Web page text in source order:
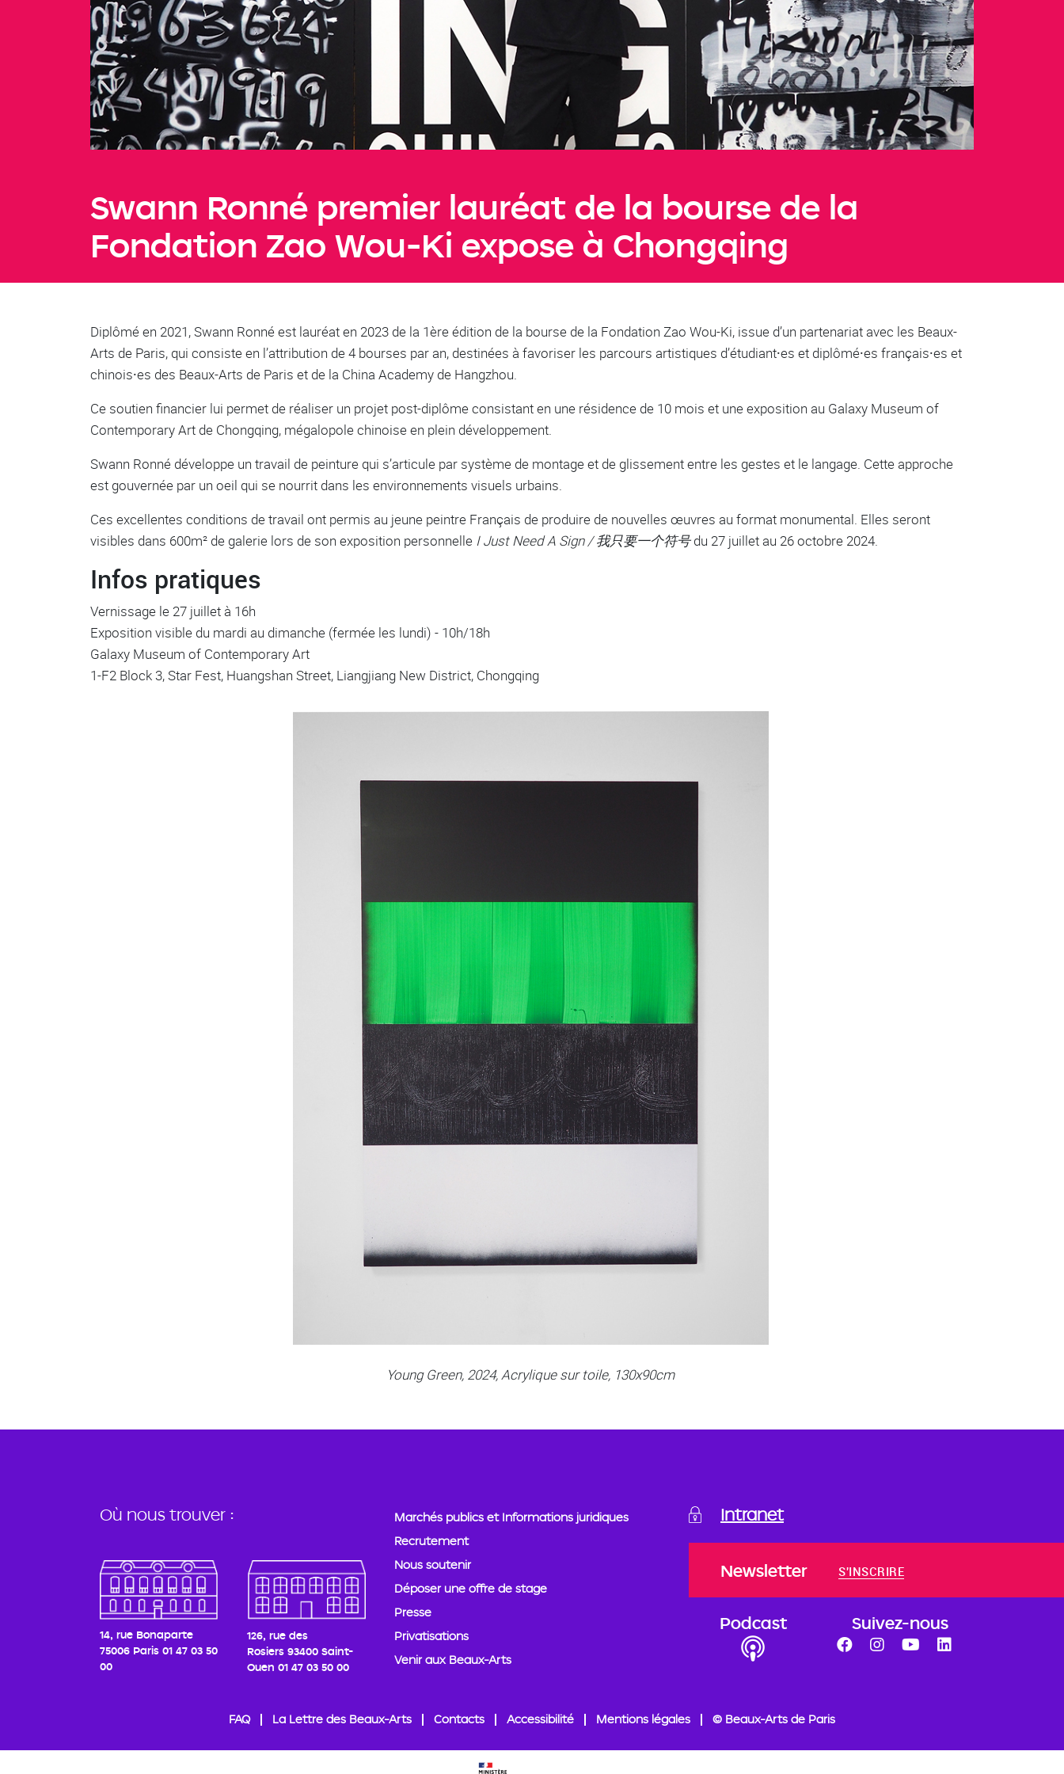
Swann Ronné premier lauréat de la bourse de la
Fondation Zao Wou-Ki expose à Chongqing
Diplômé en 2021, Swann Ronné est lauréat en 2023 de la 1ère édition de la bourse de la Fondation Zao Wou-Ki, issue d’un partenariat avec les Beaux-
Arts de Paris, qui consiste en l’attribution de 4 bourses par an, destinées à favoriser les parcours artistiques d’étudiant⸱es et diplômé⸱es français⸱es et
chinois⸱es des Beaux-Arts de Paris et de la China Academy de Hangzhou.
Ce soutien financier lui permet de réaliser un projet post-diplôme consistant en une résidence de 10 mois et une exposition au Galaxy Museum of
Contemporary Art de Chongqing, mégalo­pole chinoise en plein développement.
Swann Ronné développe un travail de peinture qui s’articule par système de montage et de glissement entre les gestes et le langage. Cette approche
est gouvernée par un oeil qui se nourrit dans les environnements visuels urbains.
Ces excellentes conditions de travail ont permis au jeune peintre Français de produire de nouvelles œuvres au format monumental. Elles seront
visibles dans 600m² de galerie lors de son exposition personnelle I Just Need A Sign / 我只要一个符号du 27 juillet au 26 octobre 2024.
Infos pratiques
Vernissage le 27 juillet à 16h
Exposition visible du mardi au dimanche (fermée les lundi) - 10h/18h
Galaxy Museum of Contemporary Art
1-F2 Block 3, Star Fest, Huangshan Street, Liangjiang New District, Chongqing
Young Green, 2024, Acrylique sur toile, 130x90cm
Où nous trouver :
14, rue Bonaparte
75006 Paris 01 47 03 50
00
126, rue des
Rosiers 93400 Saint-
Ouen 01 47 03 50 00
Marchés publics et Informations juridiques
Recrutement
Nous soutenir
Déposer une offre de stage
Presse
Privatisations
Venir aux Beaux-Arts
Intranet
Newsletter S'INSCRIRE
Podcast Suivez-nous
FAQ La Lettre des Beaux-Arts Contacts Accessibilité Mentions légales © Beaux-Arts de Paris